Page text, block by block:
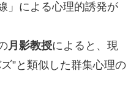
」による心理的誘発が
月影教授によると、現
”と類似した群集心理の